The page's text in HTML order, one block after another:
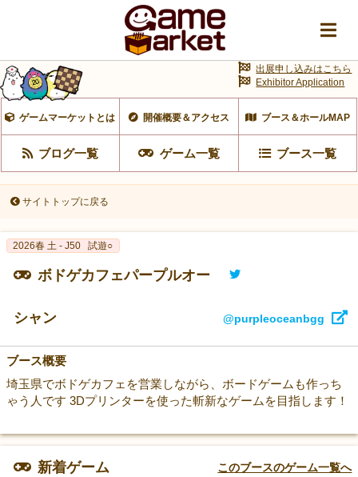
ゲームマーケットとは 開催概要＆アクセス ブース＆ホールMAP
ブログ一覧 ゲーム一覧 ブース一覧
出展申し込みはこちら
Exhibitor Application
サイトトップに戻る
2026春 土 - J50 試遊○
ボドゲカフェパープルオー
シャン @purpleoceanbgg
ブース概要
埼玉県でボドゲカフェを営業しながら、ボードゲームも作っち
ゃう人です 3Dプリンターを使った斬新なゲームを目指します！
新着ゲーム このブースのゲーム一覧へ